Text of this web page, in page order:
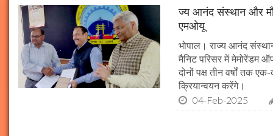
ज्य आनंद संस्थान और
एमओयू
भोपाल। राज्य आनंद
मैनिट परिसर में मेमोरेंडम
दोनों पक्ष तीन वर्षों तक
क्रियान्वयन करेंगे।
04-Feb-2025